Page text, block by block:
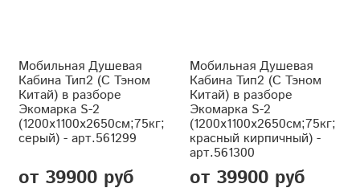
Мобильная Душевая
Кабина Тип2 (С Тэном
Китай) в разборе
Экомарка S-2
(1200x1100x2650см;75кг;
серый) - арт.561299
от 39900 руб
Мобильная Душевая
Кабина Тип2 (С Тэном
Китай) в разборе
Экомарка S-2
(1200x1100x2650см;75кг;
красный кирпичный) -
арт.561300
от 39900 руб